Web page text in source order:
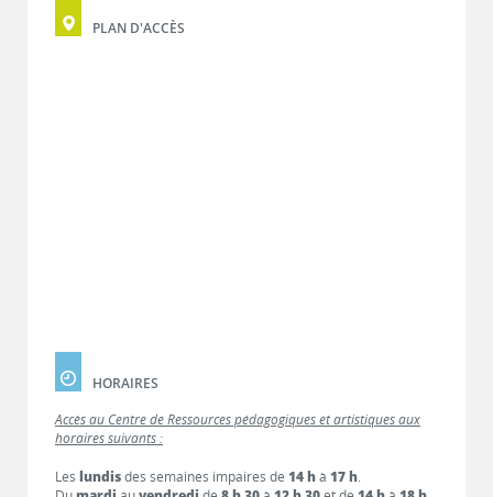
PLAN D'ACCÈS
HORAIRES
Accès au Centre de Ressources pédagogiques et artistiques aux
horaires suivants :
Les lundisdes semaines impaires de 14 hà 17 h.